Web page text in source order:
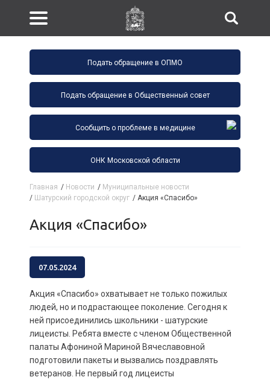
Подать обращение в ОПМО
Подать обращение в Общественный совет
Сообщить о проблеме в медицине
ОНК Московской области
Главная / Новости / Муниципальные новости
/ Шатурский городской округ / Акция «Спасибо»
Акция «Спасибо»
07.05.2024
Акция «Спасибо» охватывает не только пожилых
людей, но и подрастающее поколение. Сегодня к
ней присоединились школьники - шатурские
лицеисты. Ребята вместе с членом Общественной
палаты Афониной Мариной Вячеславовной
подготовили пакеты и вызвались поздравлять
ветеранов. Не первый год лицеисты